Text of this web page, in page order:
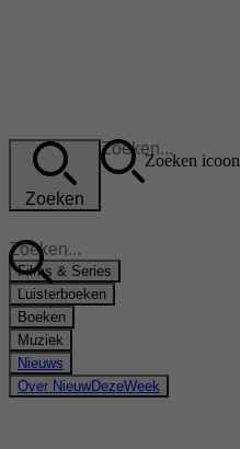
Zoeken
Zoeken icoon
Films & Series
Luisterboeken
Boeken
Muziek
Nieuws
Over NieuwDezeWeek